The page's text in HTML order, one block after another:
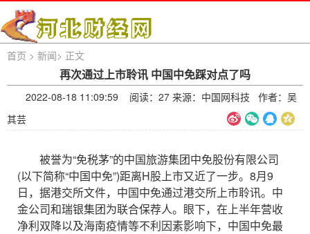
首页 > 新闻> 正文
再次通过上市聆讯 中国中免踩对点了吗
2022-08-18 11:09:59 阅读： 27 来源：中国网科技 作者：吴
其芸
被誉为“免税茅”的中国旅游集团中免股份有限公司
(以下简称“中国中免”)距离H股上市又近了一步。8月9
日，据港交所文件，中国中免通过港交所上市聆讯。中
金公司和瑞银集团为联合保荐人。眼下，在上半年营收
净利双降以及海南疫情等不利因素影响下，中国中免最